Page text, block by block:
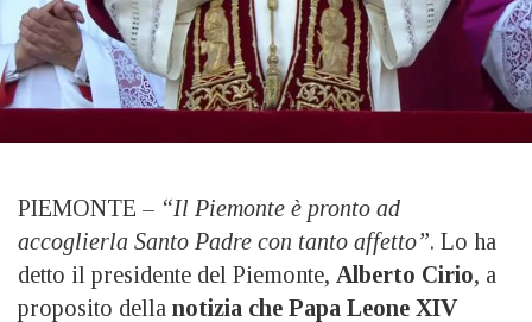
PIEMONTE – “Il Piemonte è pronto ad
accoglierla Santo Padre con tanto affetto”. Lo ha
detto il presidente del Piemonte, Alberto Cirio, a
proposito della notizia che Papa Leone XIV